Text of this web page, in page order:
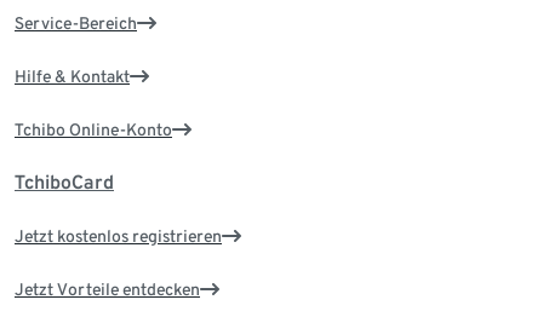
Service-Bereich
Hilfe & Kontakt
Tchibo Online-Konto
TchiboCard
Jetzt kostenlos registrieren
Jetzt Vorteile entdecken